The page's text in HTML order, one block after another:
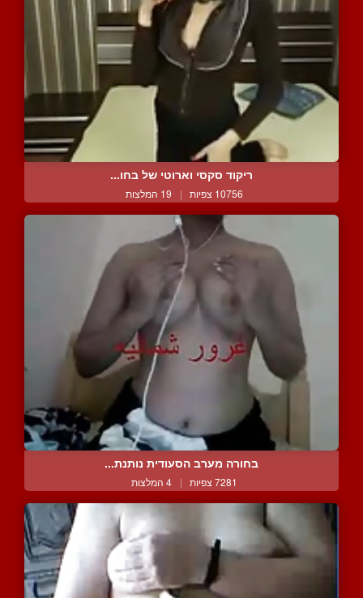
ריקוד סקסי וארוטי של בחו...
10756 צפיות | 19 המלצות
בחורה מערב הסעודית נותנת...
7281 צפיות | 4 המלצות